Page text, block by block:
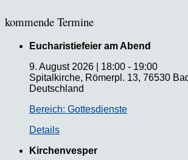
kommende Termine
Eucharistiefeier am Abend
9. August 2026
18:00 - 19:00
Spitalkirche, Römerpl. 13, 76530
Deutschland
Bereich: Gottesdienste
Details
Kirchenvesper